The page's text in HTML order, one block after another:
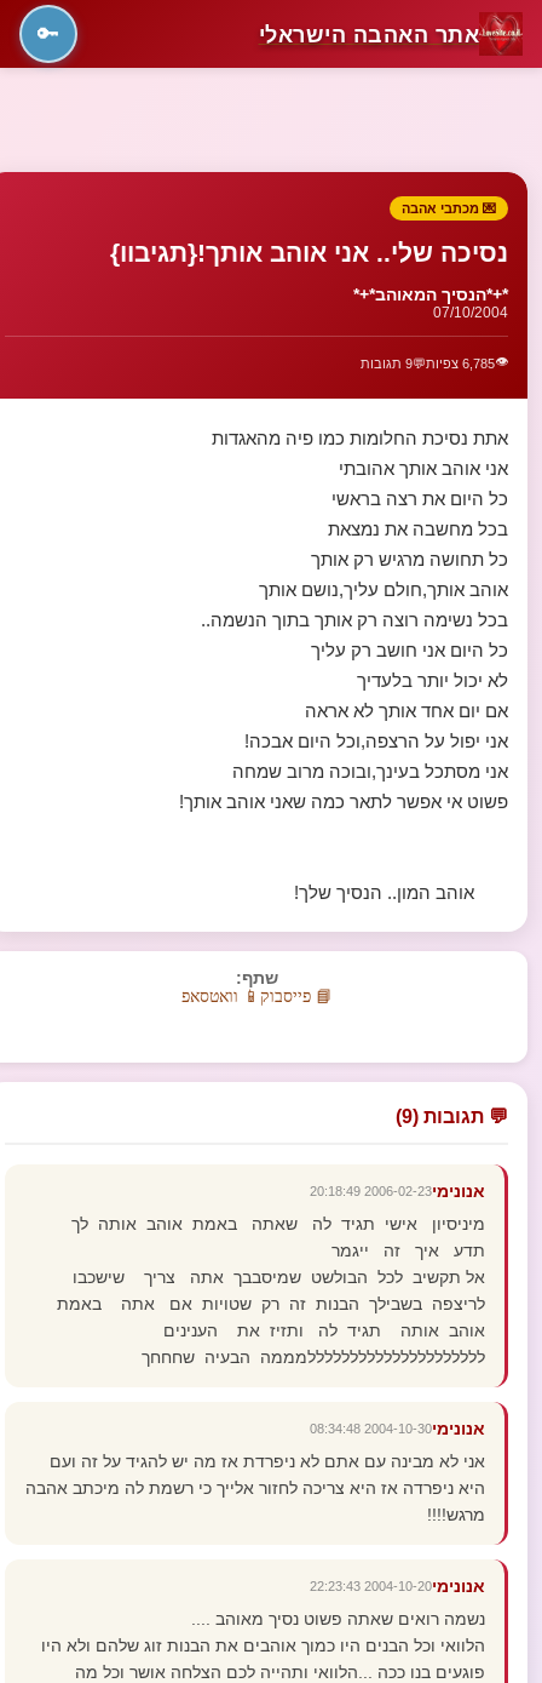
אתר האהבה הישראלי 🔑
💌 מכתבי אהבה
נסיכה שלי.. אני אוהב אותך!{תגיבוו}
*+*הנסיך המאוהב*+*
07/10/2004
👁️6,785 צפיות 💬9 תגובות
אתת נסיכת החלומות כמו פיה מהאגדות
אני אוהב אותך אהובתי
כל היום את רצה בראשי
בכל מחשבה את נמצאת
כל תחושה מרגיש רק אותך
אוהב אותך,חולם עליך,נושם אותך
בכל נשימה רוצה רק אותך בתוך הנשמה..
כל היום אני חושב רק עליך
לא יכול יותר בלעדיך
אם יום אחד אותך לא אראה
אני יפול על הרצפה,וכל היום אבכה!
אני מסתכל בעינך,ובוכה מרוב שמחה
פשוט אי אפשר לתאר כמה שאני אוהב אותך!
אוהב המון.. הנסיך שלך!
שתף:
📘 פייסבוק 📱 וואטסאפ
💬 תגובות (9)
אנונימי2006-02-23 20:18:49
מיניסיון אישי תגיד לה שאתה באמת אוהב אותה לך
תדע איך זה ייגמר
אל תקשיב לכל הבולשט שמיסבבך אתה צריך שישכבו
לריצפה בשבילך הבנות זה רק שטויות אם אתה באמת
אוהב אותה תגיד לה ותזיז את הענינים
לללללללללללללללללללללמממה הבעיה שחחחך
אנונימי2004-10-30 08:34:48
אני לא מבינה עם אתם לא ניפרדת אז מה יש להגיד על זה ועם
היא ניפרדה אז היא צריכה לחזור אלייך כי רשמת לה מיכתב אהבה
מרגש!!!!
אנונימי2004-10-20 22:23:43
נשמה רואים שאתה פשוט נסיך מאוהב ....
הלוואי וכל הבנים היו כמוך אוהבים את הבנות זוג שלהם ולא היו
פוגעים בנו ככה ...הלוואי ותהייה לכם הצלחה אושר וכל מה